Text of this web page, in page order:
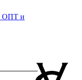
ОПТ и